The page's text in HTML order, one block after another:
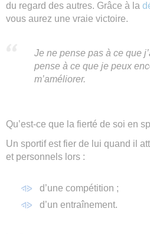
du regard des autres. Grâce à la
vous aurez une vraie victoire.
Je ne pense pas à ce que
pense à ce que je peux
m’améliorer.
Qu’est-ce que la fierté de soi en
Un sportif est fier de lui quand il
et personnels lors :
d’une compétition ;
d’un entraînement.